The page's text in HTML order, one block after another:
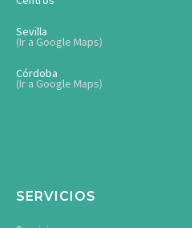
Sevilla
(Ir a Google Maps)
Córdoba
(Ir a Google Maps)
SERVICIOS